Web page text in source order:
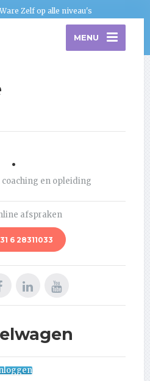
Zelf op alle niveau's
MENU
.
en opleiding
afspraken
6 28311033